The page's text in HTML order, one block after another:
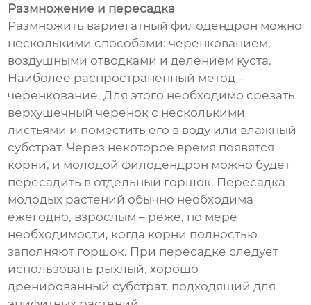
Размножение и пересадка
Размножить вариегатный филодендрон можно
несколькими способами: черенкованием,
воздушными отводками и делением куста.
Наиболее распространённый метод –
черенкование. Для этого необходимо срезать
верхушечный черенок с несколькими
листьями и поместить его в воду или влажный
субстрат. Через некоторое время появятся
корни, и молодой филодендрон можно будет
пересадить в отдельный горшок. Пересадка
молодых растений обычно необходима
ежегодно, взрослым – реже, по мере
необходимости, когда корни полностью
заполняют горшок. При пересадке следует
использовать рыхлый, хорошо
дренированный субстрат, подходящий для